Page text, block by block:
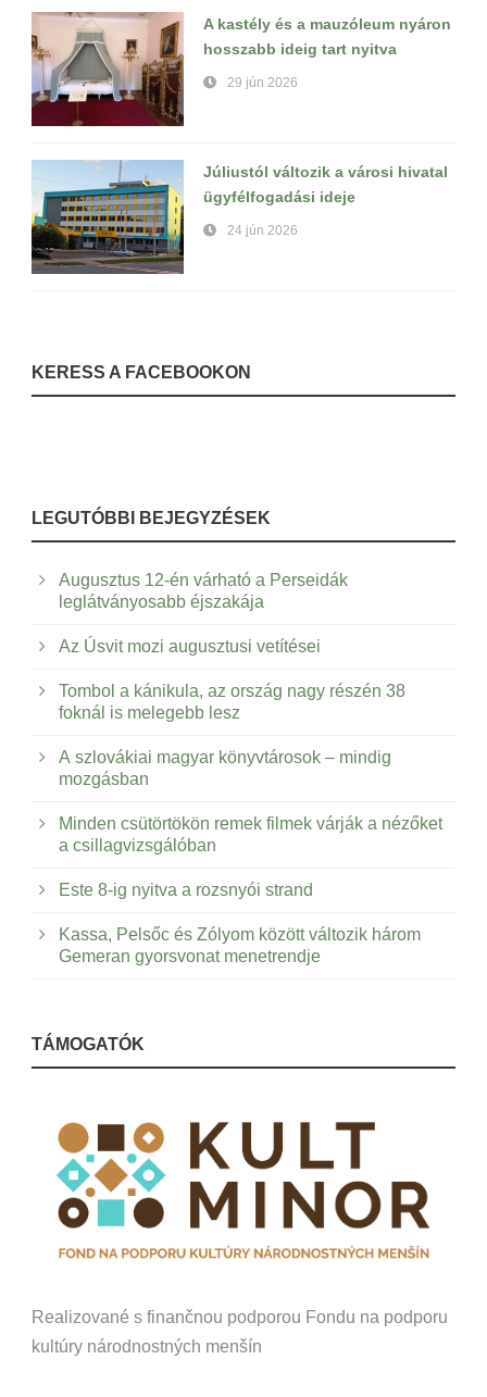
A kastély és a mauzóleum nyáron
hosszabb ideig tart nyitva
29 jún 2026
Júliustól változik a városi hivatal
ügyfélfogadási ideje
24 jún 2026
KERESS A FACEBOOKON
LEGUTÓBBI BEJEGYZÉSEK
Augusztus 12-én várható a Perseidák
leglátványosabb éjszakája
Az Úsvit mozi augusztusi vetítései
Tombol a kánikula, az ország nagy részén 38
foknál is melegebb lesz
A szlovákiai magyar könyvtárosok – mindig
mozgásban
Minden csütörtökön remek filmek várják a nézőket
a csillagvizsgálóban
Este 8-ig nyitva a rozsnyói strand
Kassa, Pelsőc és Zólyom között változik három
Gemeran gyorsvonat menetrendje
TÁMOGATÓK
Realizované s finančnou podporou Fondu na podporu
kultúry národnostných menšín